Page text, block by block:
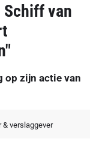
van
op zijn actie van
& verslaggever